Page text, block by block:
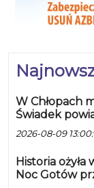
W Chłopach
Świadek
2026-08-09
Historia ożyła
Noc Gotów